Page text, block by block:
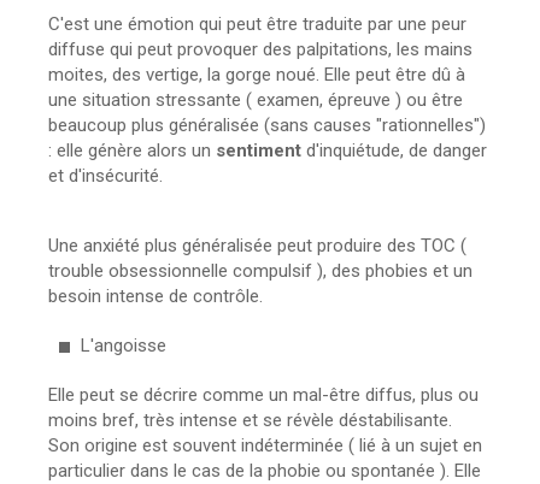
C'est une émotion qui peut être traduite par une peur
diffuse qui peut provoquer des palpitations, les mains
moites, des vertige, la gorge noué. Elle peut être dû à
une situation stressante ( examen, épreuve ) ou être
beaucoup plus généralisée (sans causes "rationnelles")
: elle génère alors un sentiment d'inquiétude, de danger
et d'insécurité.
Une anxiété plus généralisée peut produire des TOC (
trouble obsessionnelle compulsif ), des phobies et un
besoin intense de contrôle.
L'angoisse
Elle peut se décrire comme un mal-être diffus, plus ou
moins bref, très intense et se révèle déstabilisante.
Son origine est souvent indéterminée ( lié à un sujet en
particulier dans le cas de la phobie ou spontanée ). Elle